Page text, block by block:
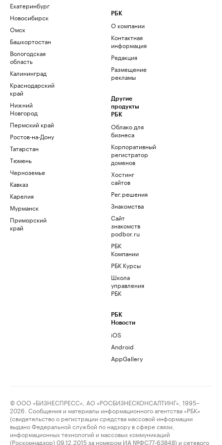
Екатеринбург
Новосибирск
Омск
Башкортостан
Вологодская
область
Калининград
Краснодарский
край
Нижний
Новгород
Пермский край
Ростов-на-Дону
Татарстан
Тюмень
Черноземье
Кавказ
Карелия
Мурманск
Приморский
край
РБК
О компании
Контактная
информация
Редакция
Размещение
рекламы
Другие
продукты
РБК
Облако для
бизнеса
Корпоративный
регистратор
доменов
Хостинг
сайтов
Рег.решения
Знакомства
Сайт
знакомств
podbor.ru
РБК
Компании
РБК Курсы
Школа
управления
РБК
РБК
Новости
iOS
Android
AppGallery
© ООО «БИЗНЕСПРЕСС», АО «РОСБИЗНЕСКОНСАЛТИНГ», 1995–
2026. Сообщения и материалы информационного агентства «РБК»
(свидетельство о регистрации средства массовой информации
выдано Федеральной службой по надзору в сфере связи,
информационных технологий и массовых коммуникаций
(Роскомнадзор) 09.12.2015 за номером ИА №ФС77-63848) и сетевого